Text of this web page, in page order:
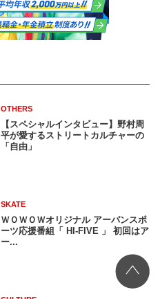
OTHERS
【スペシャルインタビュー】野村周
平が愛するストリートカルチャーの
「自由」
SKATE
ＷＯＷＯＷオリジナル アーバンスポ
ーツ応援番組「 HI-FIVE 」 初回はア
ー...